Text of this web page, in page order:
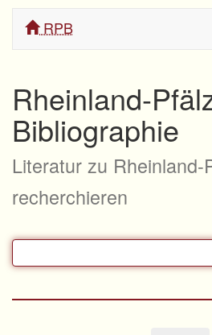
RPB
Rheinland-
Bibliographie
Literatur zu Rheinland-
recherchieren